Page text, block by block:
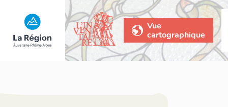
Vue
cartographique